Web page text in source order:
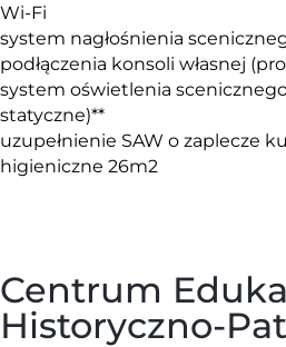
Wi-Fi
system nagłośnienia
podłączenia konsoli własnej
system oświetlenia
statyczne)**
uzupełnienie SAW o zaplecze
higieniczne 26m2
Centrum
Historyczno-